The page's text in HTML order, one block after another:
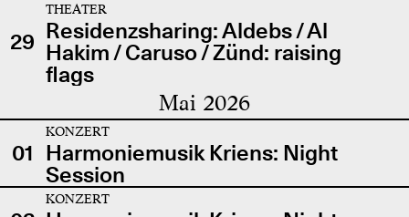
29
THEATER
Residenzsharing: Aldebs / Al
Hakim / Caruso / Zünd: raising
flags
Mai 2026
01
KONZERT
Harmoniemusik Kriens: Night
Session
KONZERT